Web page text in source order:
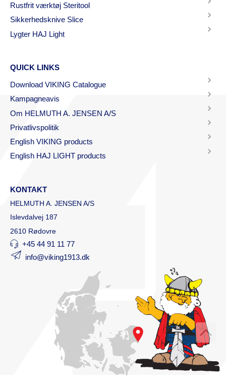
Rustfrit værktøj Steritool
Sikkerhedsknive Slice
Lygter HAJ Light
QUICK LINKS
Download VIKING Catalogue
Kampagneavis
Om HELMUTH A. JENSEN A/S
Privatlivspolitik
English VIKING products
English HAJ LIGHT products
KONTAKT
HELMUTH A. JENSEN A/S
Islevdalvej 187
2610 Rødovre
+45 44 91 11 77
info@viking1913.dk